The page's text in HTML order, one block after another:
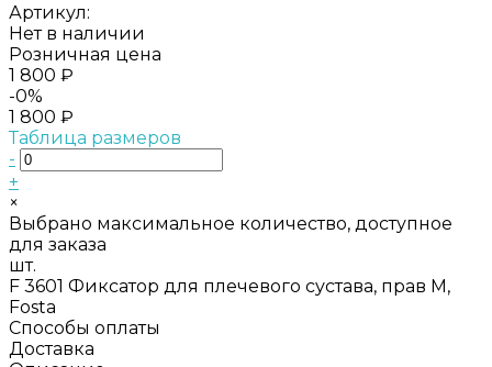
Артикул:
Нет в наличии
Розничная цена
1 800 ₽
-0%
1 800 ₽
Таблица размеров
-
+
×
Выбрано максимальное количество, доступное
для заказа
шт.
F 3601 Фиксатор для плечевого сустава, прав M,
Fosta
Способы оплаты
Доставка